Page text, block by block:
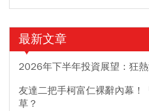
最新文章
2026年下半年投資展望：狂
友達二把手柯富仁裸辭內幕！
草？